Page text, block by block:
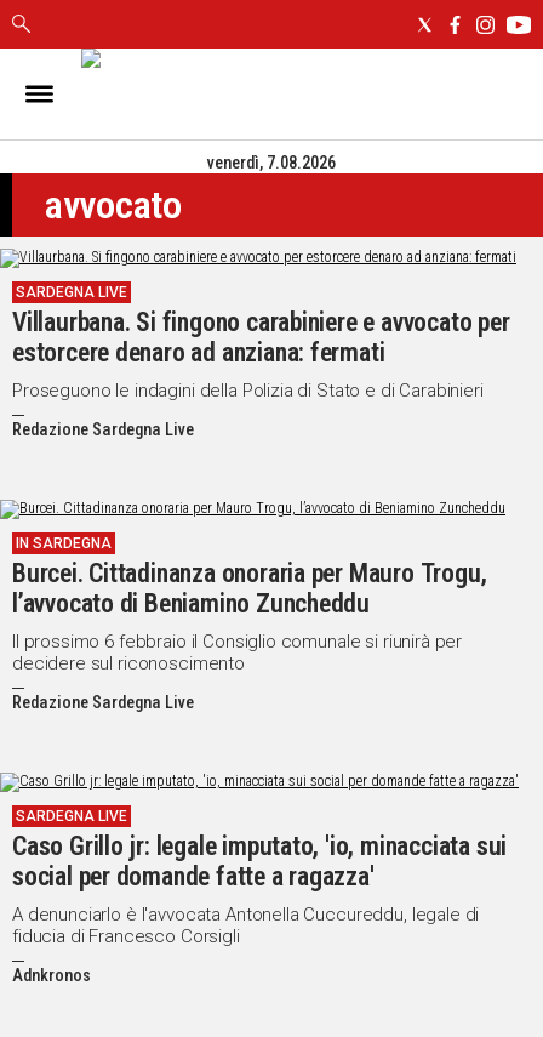
IN
CAGLIARI
SASSARI
NUORO
ORISTANO
SULCIS
GALLURA
OGLIASTRA
MEDIO
CAMPIDANO
NOTIZIE
POLITICA
IN
ITALIA
MONDO
VIDEO
Vai
UNISCITI
venerdì, 7.08.2026
avvocato
SARDEGNA LIVE
Villaurbana. Si fingono carabiniere e avvocato per
estorcere denaro ad anziana: fermati
Proseguono le indagini della Polizia di Stato e di Carabinieri
Redazione Sardegna Live
IN SARDEGNA
Burcei. Cittadinanza onoraria per Mauro Trogu,
l’avvocato di Beniamino Zuncheddu
Il prossimo 6 febbraio il Consiglio comunale si riunirà per
decidere sul riconoscimento
Redazione Sardegna Live
SARDEGNA LIVE
Caso Grillo jr: legale imputato, 'io, minacciata sui
social per domande fatte a ragazza'
A denunciarlo è l'avvocata Antonella Cuccureddu, legale di
fiducia di Francesco Corsigli
Adnkronos